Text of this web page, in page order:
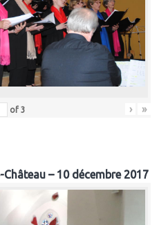
of 3 › »
– 10 décembre 2017